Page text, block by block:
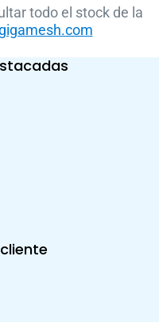
todo el stock de la